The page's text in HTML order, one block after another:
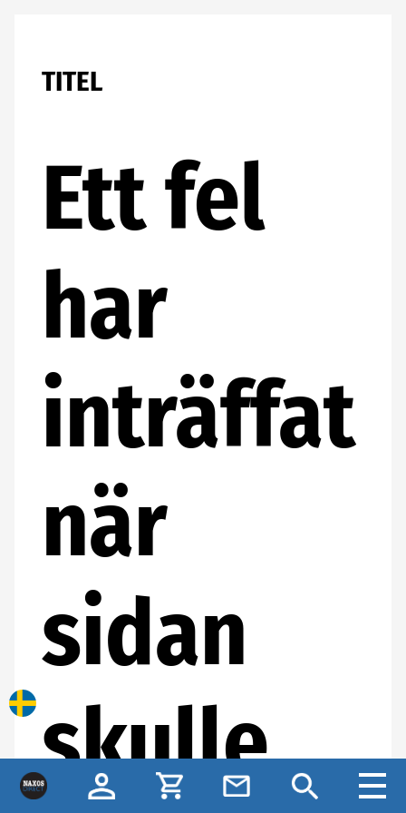
TITEL
Ett fel
har
inträffat
när
sidan
skulle